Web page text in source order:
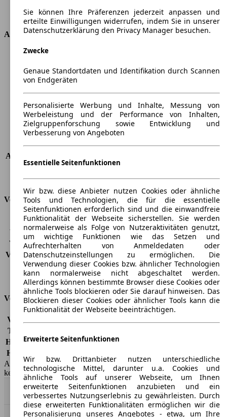
Antriebsart
Vorderradantrieb
Abmessungen
Länge
Höhe
1510 mm
Breite
Max. Zuladung
Türen
5
Sitze
5
Dachlast
-
Anhängelast (ungebremst)
Anhängelast (gebremst)
1500 kg
Kofferraumvolumen
633 - 1865 l
Verbrauch
CO2 Emissionen*
113 g/km (komb.)
Verbrauch (Stadt)
5,2 l/100km
Verbrauch (Land)
3,8 l/100km
Verbrauch (komb.)* 4,3 l/100km
Schadstoffklasse
EU5
Tankinhalt
60 l
Versicherungsklassen
Vollkasko
Teilkasko
Haftpflicht -
HSN/TSN
AutoScout24 GmbH übernimmt für die Richtigkeit der Angaben
keine Gewähr.
Nach Oben
Sie können Ihre Präferenzen jederzeit anpassen und
erteilte Einwilligungen widerrufen, indem Sie in unserer
Datenschutzerklärung den Privacy Manager besuchen.
Zwecke
Genaue Standortdaten und Identifikation durch Scannen
von Endgeräten
Personalisierte Werbung und Inhalte, Messung von
Werbeleistung und der Performance von Inhalten,
Zielgruppenforschung sowie Entwicklung und
Verbesserung von Angeboten
Essentielle Seitenfunktionen
Wir bzw. diese Anbieter nutzen Cookies oder ähnliche
Tools und Technologien, die für die essentielle
Seitenfunktionen erforderlich sind und die einwandfreie
Funktionalität der Webseite sicherstellen. Sie werden
normalerweise als Folge von Nutzeraktivitäten genutzt,
um wichtige Funktionen wie das Setzen und
Aufrechterhalten von Anmeldedaten oder
Datenschutzeinstellungen zu ermöglichen. Die
Verwendung dieser Cookies bzw. ähnlicher Technologien
kann normalerweise nicht abgeschaltet werden.
Allerdings können bestimmte Browser diese Cookies oder
ähnliche Tools blockieren oder Sie darauf hinweisen. Das
Blockieren dieser Cookies oder ähnlicher Tools kann die
Funktionalität der Webseite beeinträchtigen.
Erweiterte Seitenfunktionen
Wir bzw. Drittanbieter nutzen unterschiedliche
technologische Mittel, darunter u.a. Cookies und
ähnliche Tools auf unserer Webseite, um Ihnen
erweiterte Seitenfunktionen anzubieten und ein
verbessertes Nutzungserlebnis zu gewährleisten. Durch
diese erweiterten Funktionalitäten ermöglichen wir die
Personalisierung unseres Angebotes - etwa, um Ihre